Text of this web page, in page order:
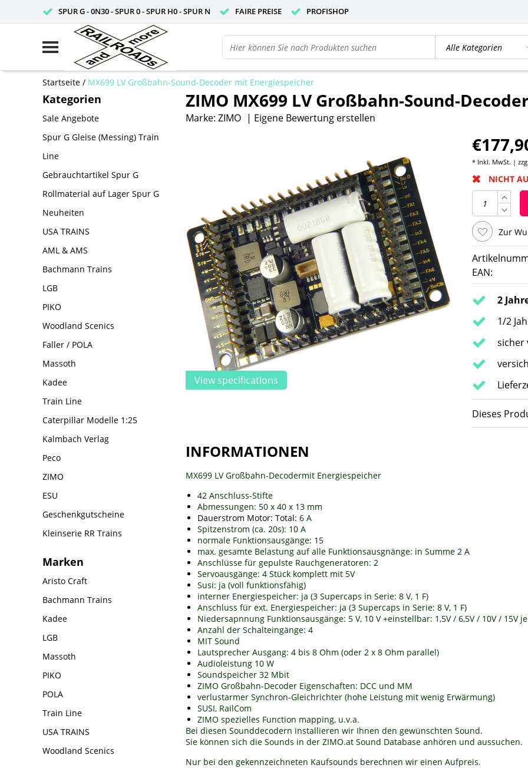
SPUR G - 0N30 - SPUR 0 - SPUR H0 - SPUR N FAIRE PREISE PROFISHOP
Startseite / MX699 LV Großbahn-Sound-Decoder mit Energiespeicher
Kategorien
Sale Angebote
Spur G Gleise (Messing) Train
Line
Gebrauchtartikel Spur G
Rollmaterial auf Lager Spur G
Neuheiten
USA TRAINS
AML & AMS
Bachmann Trains
LGB
PIKO
Woodland Scenics
Faller / POLA
Massoth
Kadee
Train Line
Caterpillar Modelle 1:25
Kalmbach Verlag
Peco
ZIMO
ESU
Geschenkgutscheine
Kleinserie RR Trains
Marken
Aristo Craft
Bachmann Trains
Kadee
LGB
Massoth
PIKO
POLA
Train Line
USA TRAINS
Woodland Scenics
ZIMO MX699 LV Großbahn-Sound-
Marke: ZIMO | Eigene Bewertung erstellen
View specifications
* Inkl. MwSt. |
NICHT
Zur
EAN:
2
1/2
sicher
Dieses
INFORMATIONEN
MX699 LV Großbahn-Decodermit Energiespeicher
42 Anschluss-Stifte
Abmessungen: 50 x 40 x 13 mm
Dauerstrom Motor: Total: 6 A
Spitzenstrom (ca. 20s): 10 A
normale Funktionsausgänge: 15
max. gesamte Belastung auf alle Funktionsausgnänge: in Summe 2 A
Anschlüsse für gepulste Rauchgeneratoren: 2
Servoausgänge: 4 Stück komplett mit 5V
Susi: ja (voll funktionsfähig)
interner Energiespeicher: ja (3 Supercaps in Serie: 8 V, 1 F)
Anschluss für ext. Energiespeicher: ja (3 Supercaps in Serie: 8 V, 1 F)
Niedersapnnung Funktionsausgänge: 5 V, 10 V +einstellbar: 1,5V / 6,5V / 10V / 15V
Anzahl der Schalteingänge: 4
MIT Sound
Lautsprecher Ausgang: 4 bis 8 Ohm (oder 2 x 8 Ohm parallel)
Audioleistung 10 W
Soundspeicher 32 Mbit
ZIMO Großbahn-Decoder Eigenschaften: DCC und MM
verlustarmer Synchron-Gleichrichter (hohe Leistung mit wenig Erwärmung)
SUSI, RailCom
ZIMO spezielles Function mapping, u.v.a.
Bei diesen Sounddecodern installieren wir Ihnen den gewünschten Sound.
Sie können sich die Sounds in der ZIMO.at Sound Database anhören und aussuchen.
Nur bei den gekennzeichneten Kaufsounds berechnen wir einen Aufpreis.